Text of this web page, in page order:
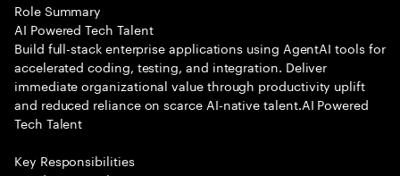
Role Summary
AI Powered Tech Talent
Build full-stack enterprise applications using AgentAI tools for
accelerated coding, testing, and integration. Deliver
immediate organizational value through productivity uplift
and reduced reliance on scarce AI-native talent.AI Powered
Tech Talent
Key Responsibilities